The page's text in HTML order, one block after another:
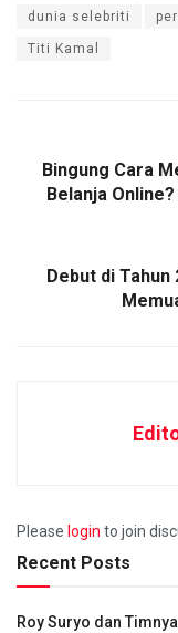
dunia selebriti
Titi Kamal
Bingung Cara
Belanja
Debut di
Please login to join
Recent Posts
Roy Suryo dan